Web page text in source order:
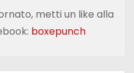
metti un like alla
boxepunch